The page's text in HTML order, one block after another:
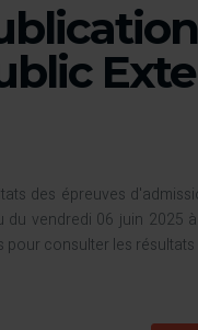
des épreuves
du vendredi 06 juin 2025
pour consulter les